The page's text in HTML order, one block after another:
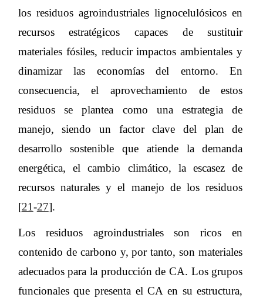
los residuos agroindustriales lignocelulósicos en
recursos estratégicos capaces de sustituir
materiales fósiles, reducir impactos ambientales y
dinamizar las economías del entorno. En
consecuencia, el aprovechamiento de estos
residuos se plantea como una estrategia de
manejo, siendo un factor clave del plan de
desarrollo sostenible que atiende la demanda
energética, el cambio climático, la escasez de
recursos naturales y el manejo de los residuos
[21-27].
Los residuos agroindustriales son ricos en
contenido de carbono y, por tanto, son materiales
adecuados para la producción de CA. Los grupos
funcionales que presenta el CA en su estructura,